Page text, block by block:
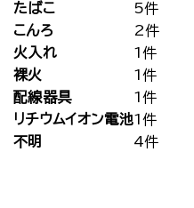
たばこ
5件
こんろ
2件
火入れ
1件
裸火
1件
配線器具
1件
リチウムイオン電池1件
不明
4件